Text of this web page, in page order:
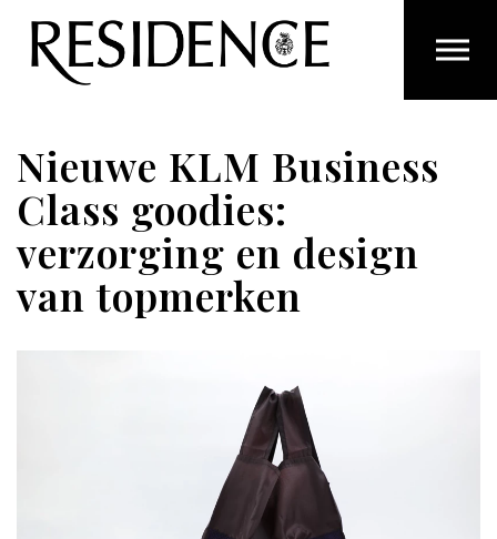
Overslaan en ga direct naar de inhoud
Nieuwe KLM Business
Class goodies:
verzorging en design
van topmerken